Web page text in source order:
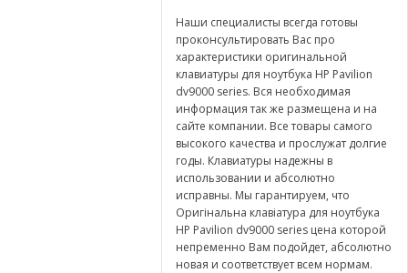
Наши специалисты всегда готовы
проконсультировать Вас про
характеристики оригинальной
клавиатуры для ноутбука HP Pavilion
dv9000 series. Вся необходимая
информация так же размещена и на
сайте компании. Все товары самого
высокого качества и прослужат долгие
годы. Клавиатуры надежны в
использовании и абсолютно
исправны. Мы гарантируем, что
Оригінальна клавіатура для ноутбука
HP Pavilion dv9000 series цена которой
непременно Вам подойдет, абсолютно
новая и соответствует всем нормам.